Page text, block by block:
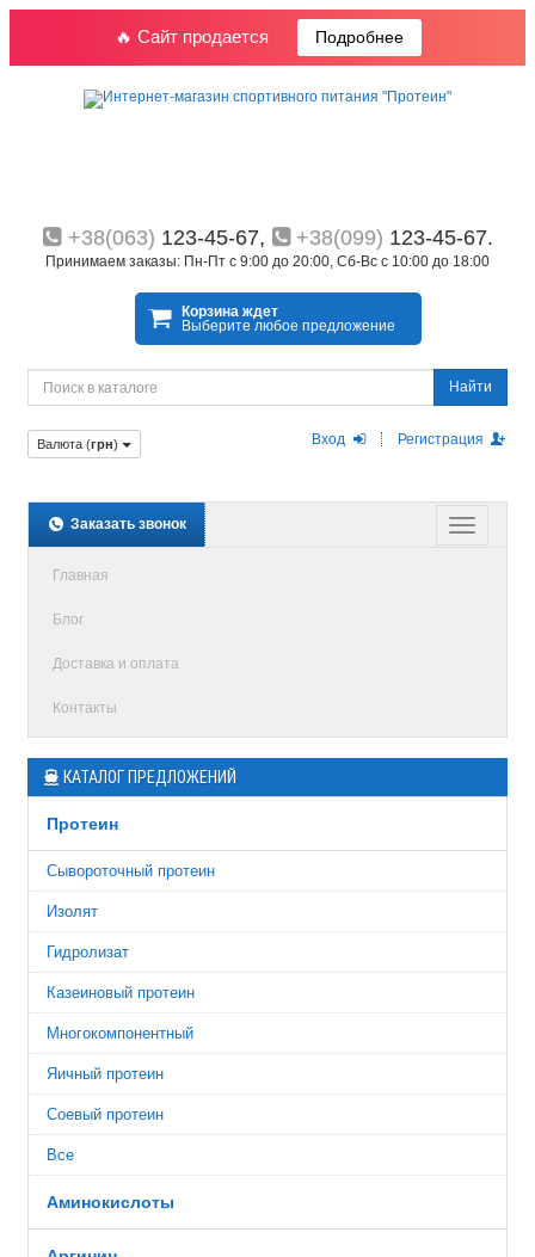
🔥 Сайт продается Подробнее
+38(063) 123-45-67, +38(099) 123-45-67.
Принимаем заказы: Пн-Пт с 9:00 до 20:00, Сб-Вс с 10:00 до 18:00
Корзина ждет
Выберите любое предложение
Найти
Вход Регистрация
Валюта (грн)
Заказать звонок
Главная
Блог
Доставка и оплата
Контакты
КАТАЛОГ ПРЕДЛОЖЕНИЙ
Протеин
Сывороточный протеин
Изолят
Гидролизат
Казеиновый протеин
Многокомпонентный
Яичный протеин
Соевый протеин
Все
Аминокислоты